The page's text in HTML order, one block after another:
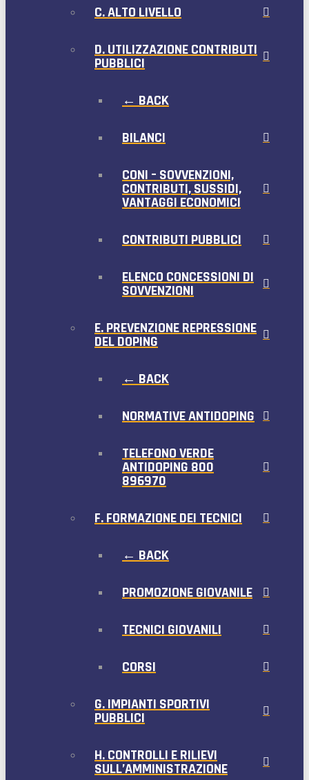
C. ALTO LIVELLO
D. UTILIZZAZIONE CONTRIBUTI
PUBBLICI
← BACK
BILANCI
CONI – SOVVENZIONI,
CONTRIBUTI, SUSSIDI,
VANTAGGI ECONOMICI
CONTRIBUTI PUBBLICI
ELENCO CONCESSIONI DI
SOVVENZIONI
E. PREVENZIONE REPRESSIONE
DEL DOPING
← BACK
NORMATIVE ANTIDOPING
TELEFONO VERDE
ANTIDOPING 800
896970
F. FORMAZIONE DEI TECNICI
← BACK
PROMOZIONE GIOVANILE
TECNICI GIOVANILI
CORSI
G. IMPIANTI SPORTIVI
PUBBLICI
H. CONTROLLI E RILIEVI
SULL’AMMINISTRAZIONE